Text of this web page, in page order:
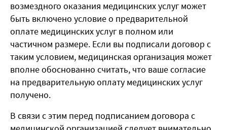
возмездного оказания медицинских услуг может
быть включено условие о предварительной
оплате медицинских услуг в полном или
частичном размере. Если вы подписали договор с
таким условием, медицинская организация может
вполне обоснованно считать, что ваше согласие
на предварительную оплату медицинских услуг
получено.
В связи с этим перед подписанием договора с